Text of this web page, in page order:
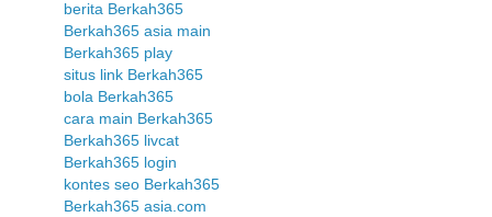
berita Berkah365
Berkah365 asia main
Berkah365 play
situs link Berkah365
bola Berkah365
cara main Berkah365
Berkah365 livcat
Berkah365 login
kontes seo Berkah365
Berkah365 asia.com